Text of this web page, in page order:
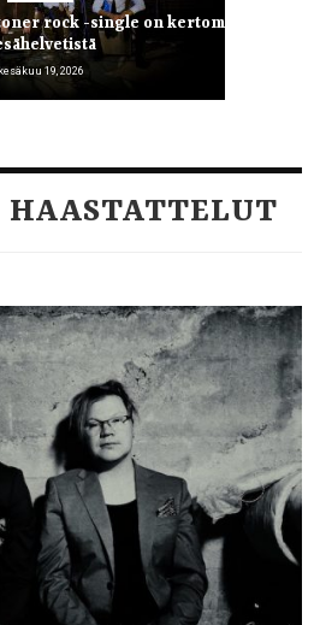
rock -single on kertomus
kesäkuu 19, 2026
HAASTATTELUT